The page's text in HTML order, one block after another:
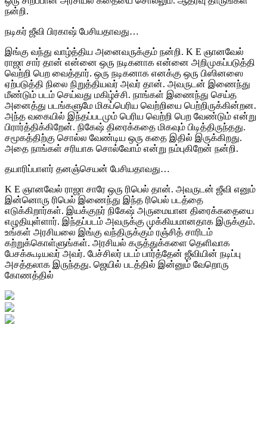
நன்றி.
நடிகர் ஜீவி பிரகாஷ் பேசியதாவது…
இங்கு வந்து வாழ்த்திய அனைவருக்கும் நன்றி. K E ஞானவேல்
ராஜா சார் தான் என்னை ஒரு நடிகனாக என்னை அறிமுகப்படுத்தி
வெற்றி பெற வைத்தார். ஒரு நடிகனாக எனக்கு ஒரு பிஸினஸை
ஏற்படுத்தி நிலை நிறுத்தியவர் அவர் தான். அவருடன் இணைந்து
மீண்டும் படம் செய்வது மகிழ்ச்சி. நாங்கள் இணைந்து செய்த
அனைத்து படங்களுமே மிகப்பெரிய வெற்றியை பெற்றிருக்கின்றன.
அந்த வகையில் இந்தப்படமும் பெரிய வெற்றி பெற வேண்டும் என்று
பிரார்த்திக்கிறேன். நிகேஷ் திரைக்கதை மிகவும் பிடித்திருந்தது.
சமூகத்திற்கு சொல்ல வேண்டிய ஒரு கதை இதில் இருக்கிறது.
அதை நாங்கள் சரியாக சொல்வோம் என்று நம்புகிறேன் நன்றி.
தயாரிப்பாளர் தனஞ்செயன் பேசியதாவது…
K E ஞானவேல் ராஜா சாரே ஒரு ரிபெல் தான். அவருடன் ஜீவி எனும்
இன்னொரு ரிபெல் இணைந்து இந்த ரிபெல் படத்தை
எடுக்கிறார்கள். இயக்குநர் நிகேஷ் அருமையான திரைக்கதையை
எழுதியுள்ளார். இந்தப்படம் அவருக்கு முக்கியமானதாக இருக்கும்.
உங்கள் அரசியலை இங்கு வந்திருக்கும் ரஞ்சித் சாரிடம்
கற்றுக்கொள்ளுங்கள். அரசியல் கருத்துக்களை தெளிவாக
பேசக்கூடியவர் அவர். பேச்சிலர் படம் பார்த்தேன் ஜீவியின் நடிப்பு
அசத்தலாக இருந்தது. ஜெயில் படத்தில் இன்னும் வேறொரு
கோணத்தில்